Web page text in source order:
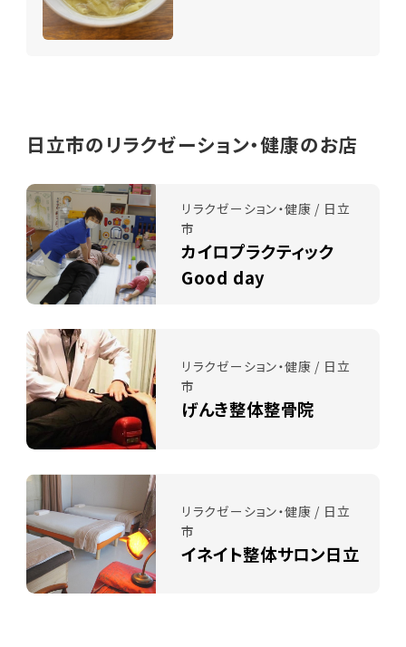
日立市のリラクゼーション・健康のお店
リラクゼーション・健康 / 日立
市
カイロプラクティック
Good day
リラクゼーション・健康 / 日立
市
げんき整体整骨院
リラクゼーション・健康 / 日立
市
イネイト整体サロン日立